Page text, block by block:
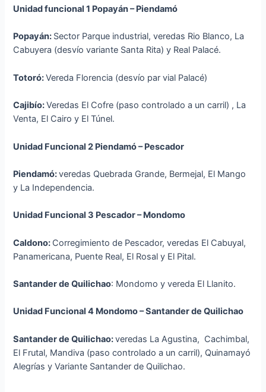
Unidad funcional 1 Popayán – Piendamó
Popayán: Sector Parque industrial, veredas Rio Blanco, La
Cabuyera (desvío variante Santa Rita) y Real Palacé.
Totoró:Vereda Florencia (desvío par vial Palacé)
Cajibío:Veredas El Cofre (paso controlado a un carril) , La
Venta, El Cairo y El Túnel.
Unidad Funcional 2 Piendamó – Pescador
Piendamó:veredas Quebrada Grande, Bermejal, El Mango
y La Independencia.
Unidad Funcional 3 Pescador – Mondomo
Caldono: Corregimiento de Pescador, veredas El Cabuyal,
Panamericana, Puente Real, El Rosal y El Pital.
Santander de Quilichao: Mondomo y vereda El Llanito.
Unidad Funcional 4 Mondomo – Santander de Quilichao
Santander de Quilichao:veredas La Agustina, Cachimbal,
El Frutal, Mandiva (paso controlado a un carril), Quinamayó
Alegrías y Variante Santander de Quilichao.